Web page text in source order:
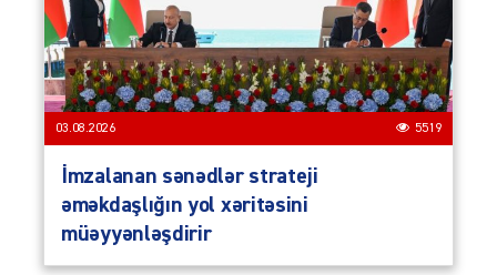
03.08.2026 5519
İmzalanan sənədlər strateji
əməkdaşlığın yol xəritəsini
müəyyənləşdirir